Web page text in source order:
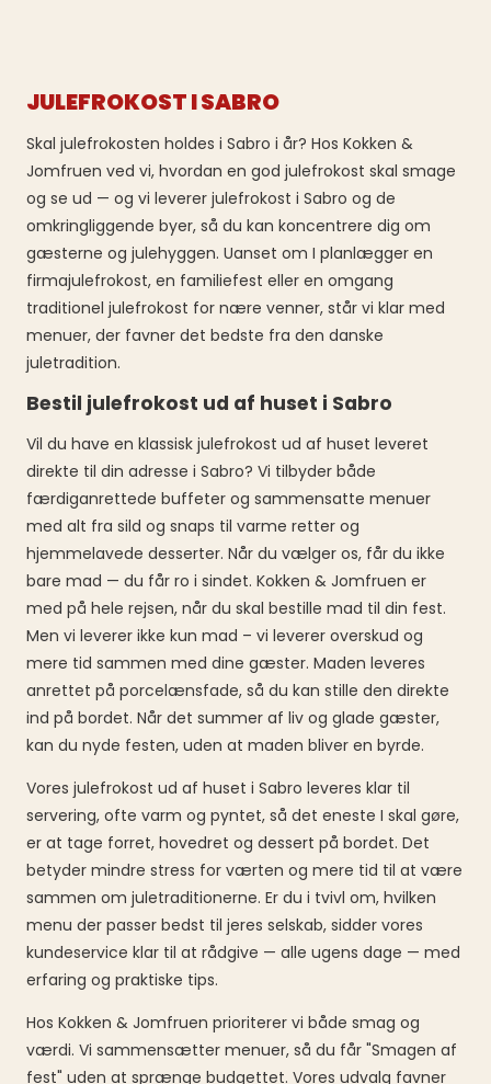
JULEFROKOST I SABRO
Skal julefrokosten holdes i Sabro i år? Hos Kokken &
Jomfruen ved vi, hvordan en god julefrokost skal smage
og se ud — og vi leverer julefrokost i Sabro og de
omkringliggende byer, så du kan koncentrere dig om
gæsterne og julehyggen. Uanset om I planlægger en
firmajulefrokost, en familiefest eller en omgang
traditionel julefrokost for nære venner, står vi klar med
menuer, der favner det bedste fra den danske
juletradition.
Bestil julefrokost ud af huset i Sabro
Vil du have en klassisk julefrokost ud af huset leveret
direkte til din adresse i Sabro? Vi tilbyder både
færdiganrettede buffeter og sammensatte menuer
med alt fra sild og snaps til varme retter og
hjemmelavede desserter. Når du vælger os, får du ikke
bare mad — du får ro i sindet. Kokken & Jomfruen er
med på hele rejsen, når du skal bestille mad til din fest.
Men vi leverer ikke kun mad – vi leverer overskud og
mere tid sammen med dine gæster. Maden leveres
anrettet på porcelænsfade, så du kan stille den direkte
ind på bordet. Når det summer af liv og glade gæster,
kan du nyde festen, uden at maden bliver en byrde.
Vores julefrokost ud af huset i Sabro leveres klar til
servering, ofte varm og pyntet, så det eneste I skal gøre,
er at tage forret, hovedret og dessert på bordet. Det
betyder mindre stress for værten og mere tid til at være
sammen om juletraditionerne. Er du i tvivl om, hvilken
menu der passer bedst til jeres selskab, sidder vores
kundeservice klar til at rådgive — alle ugens dage — med
erfaring og praktiske tips.
Hos Kokken & Jomfruen prioriterer vi både smag og
værdi. Vi sammensætter menuer, så du får "Smagen af
fest" uden at sprænge budgettet. Vores udvalg favner